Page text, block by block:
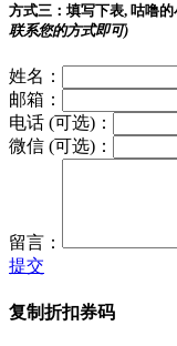
方式三： 填写下表, 咕噜
联系您的方式即可)
姓名：
邮箱：
电话 (可选)：
微信 (可选)：
留言：
提交
复制折扣券码